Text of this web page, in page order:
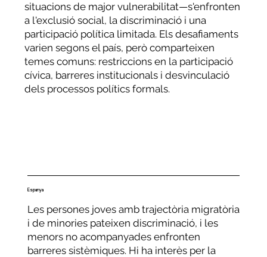
situacions de major vulnerabilitat—s'enfronten
a l'exclusió social, la discriminació i una
participació política limitada. Els desafiaments
varien segons el país, però comparteixen
temes comuns: restriccions en la participació
cívica, barreres institucionals i desvinculació
dels processos polítics formals.
Espanya
Les persones joves amb trajectòria migratòria
i de minories pateixen discriminació, i les
menors no acompanyades enfronten
barreres sistèmiques. Hi ha interès per la